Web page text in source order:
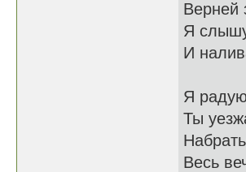
Верней
Я
И
Я
Ты
Весь